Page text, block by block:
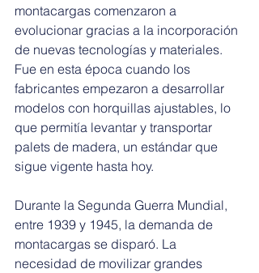
montacargas comenzaron a
evolucionar gracias a la incorporación
de nuevas tecnologías y materiales.
Fue en esta época cuando los
fabricantes empezaron a desarrollar
modelos con horquillas ajustables, lo
que permitía levantar y transportar
palets de madera, un estándar que
sigue vigente hasta hoy.
Durante la Segunda Guerra Mundial,
entre 1939 y 1945, la demanda de
montacargas se disparó. La
necesidad de movilizar grandes